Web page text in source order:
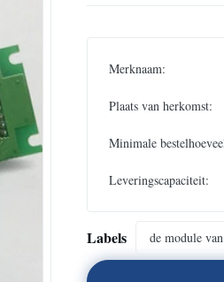
Merknaam:
Plaats van herkomst:
Minimale
Leveringscapaciteit:
Labels de module